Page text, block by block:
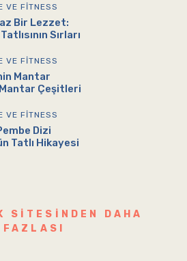
VE FITNESS
Bir Lezzet:
Sırları
VE FITNESS
Mantar
Çeşitleri
VE FITNESS
Dizi
Tatlı Hikayesi
SITESINDEN DAHA
FAZLASI